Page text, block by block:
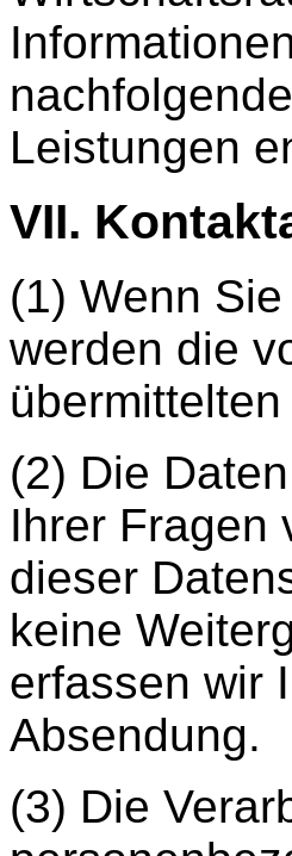
Leistungen
VII.
(1) Wenn
werden die
(2) Die
Ihrer Fragen
dieser
keine
erfassen wir
Absendung.
(3) Die